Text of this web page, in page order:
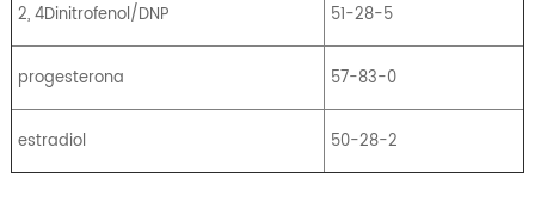
2, 4Dinitrofenol/DNP 51-28-5
progesterona 57-83-0
estradiol 50-28-2